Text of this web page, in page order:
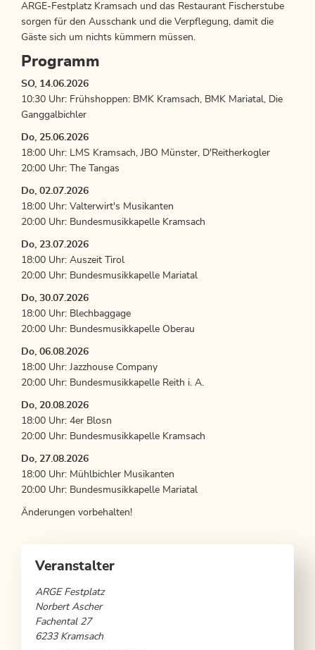
ARGE-Festplatz Kramsach und das Restaurant Fischerstube
sorgen für den Ausschank und die Verpflegung, damit die
Gäste sich um nichts kümmern müssen.
Programm
SO, 14.06.2026
10:30 Uhr: Frühshoppen: BMK Kramsach, BMK Mariatal, Die
Ganggalbichler
Do, 25.06.2026
18:00 Uhr: LMS Kramsach, JBO Münster, D'Reitherkogler
20:00 Uhr: The Tangas
Do, 02.07.2026
18:00 Uhr: Valterwirt's Musikanten
20:00 Uhr: Bundesmusikkapelle Kramsach
Do, 23.07.2026
18:00 Uhr: Auszeit Tirol
20:00 Uhr: Bundesmusikkapelle Mariatal
Do, 30.07.2026
18:00 Uhr: Blechbaggage
20:00 Uhr: Bundesmusikkapelle Oberau
Do, 06.08.2026
18:00 Uhr: Jazzhouse Company
20:00 Uhr: Bundesmusikkapelle Reith i. A.
Do, 20.08.2026
18:00 Uhr: 4er Blosn
20:00 Uhr: Bundesmusikkapelle Kramsach
Do, 27.08.2026
18:00 Uhr: Mühlbichler Musikanten
20:00 Uhr: Bundesmusikkapelle Mariatal
Änderungen vorbehalten!
Veranstalter
ARGE Festplatz
Norbert Ascher
Fachental 27
6233 Kramsach